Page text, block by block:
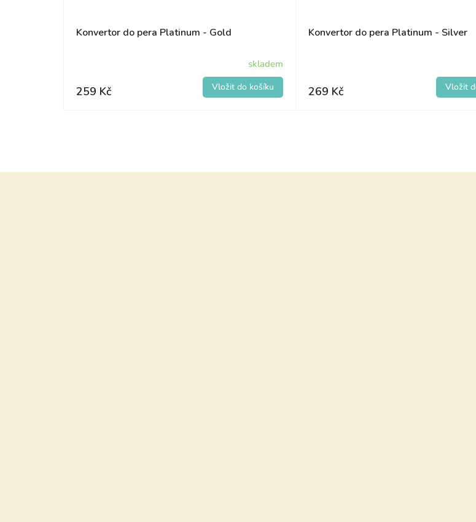
Konvertor do pera Platinum - Gold
skladem
259 Kč
Konvertor do pera Platinum - Silver
269 Kč